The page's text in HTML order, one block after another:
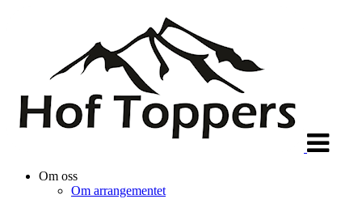
Om oss
Om arrangementet